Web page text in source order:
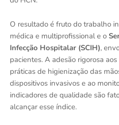
O resultado é fruto do trabalho
médica e multiprofissional e o
Infecção Hospitalar (SCIH),
pacientes. A adesão rigorosa
práticas de higienização das
dispositivos invasivos e ao
indicadores de qualidade são
alcançar esse índice.